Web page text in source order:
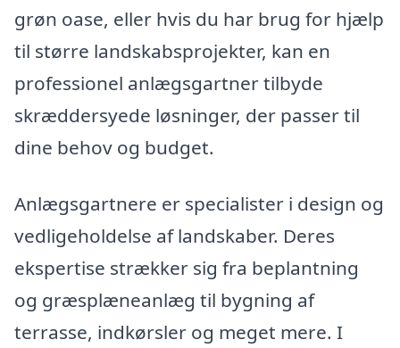
grøn oase, eller hvis du har brug for hjælp
til større landskabsprojekter, kan en
professionel anlægsgartner tilbyde
skræddersyede løsninger, der passer til
dine behov og budget.
Anlægsgartnere er specialister i design og
vedligeholdelse af landskaber. Deres
ekspertise strækker sig fra beplantning
og græsplæneanlæg til bygning af
terrasse, indkørsler og meget mere. I